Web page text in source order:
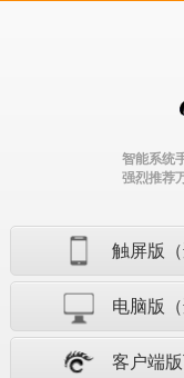
智能系统
强烈推荐
触屏版（
电脑版
客户端